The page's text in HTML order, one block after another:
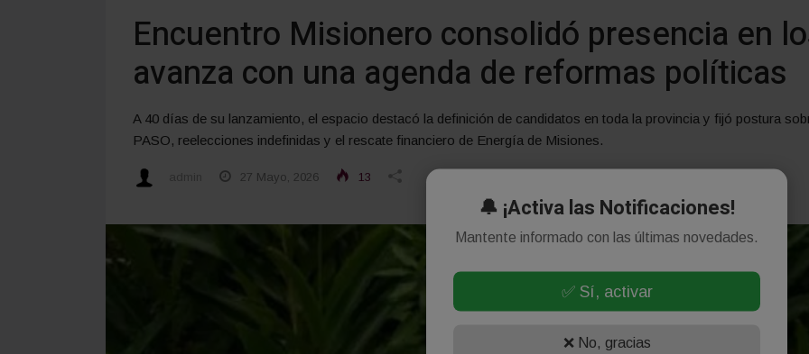
Encuentro Misionero consolidó presencia en
avanza con una agenda de reformas políticas
A 40 días de su lanzamiento, el espacio destacó la definición de candidatos en toda la provincia y fijó postura
PASO, reelecciones indefinidas y el rescate financiero de Energía de Misiones.
27 Mayo, 2026 13
🔔 ¡Activa las Notificaciones!
Mantente informado con las últimas novedades.
✅ Sí, activar
❌ No, gracias